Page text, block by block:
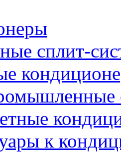
сплит-
к